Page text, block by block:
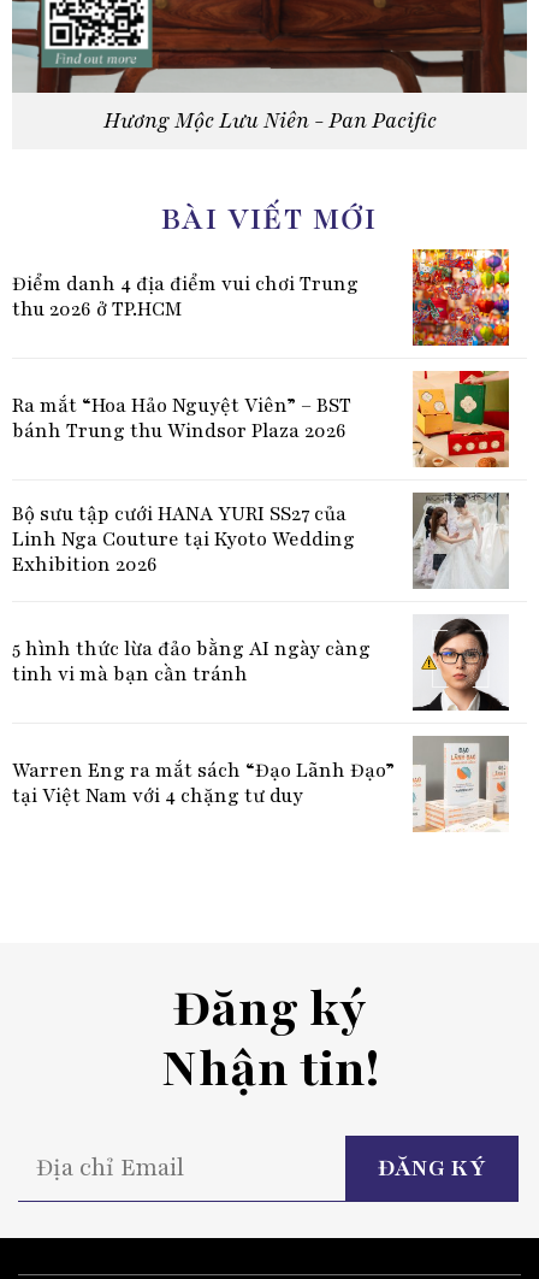
Hương Mộc Lưu Niên - Pan Pacific
BÀI VIẾT MỚI
Điểm danh 4 địa điểm vui chơi Trung
thu 2026 ở TP.HCM
Ra mắt “Hoa Hảo Nguyệt Viên” – BST
bánh Trung thu Windsor Plaza 2026
Bộ sưu tập cưới HANA YURI SS27 của
Linh Nga Couture tại Kyoto Wedding
Exhibition 2026
5 hình thức lừa đảo bằng AI ngày càng
tinh vi mà bạn cần tránh
Warren Eng ra mắt sách “Đạo Lãnh Đạo”
tại Việt Nam với 4 chặng tư duy
Đăng ký
Nhận tin!